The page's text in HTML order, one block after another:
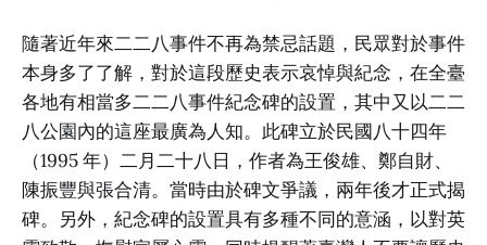
隨著近年來二二八事件不再為禁忌話題，民眾對於事件
本身多了了解，對於這段歷史表示哀悼與紀念，在全臺
各地有相當多二二八事件紀念碑的設置，其中又以二二
八公園內的這座最廣為人知。此碑立於民國八十四年
（1995 年）二月二十八日，作者為王俊雄、鄭自財、
陳振豐與張合清。當時由於碑文爭議，兩年後才正式揭
碑。另外，紀念碑的設置具有多種不同的意涵，以對英